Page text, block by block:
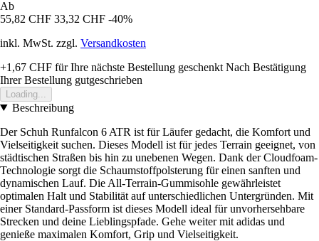
Ab
55,82 CHF 33,32 CHF -40%
inkl. MwSt. zzgl. Versandkosten
+1,67 CHF für Ihre nächste Bestellung geschenkt Nach Bestätigung
Ihrer Bestellung gutgeschrieben
Loading...
Beschreibung
Der Schuh Runfalcon 6 ATR ist für Läufer gedacht, die Komfort und
Vielseitigkeit suchen. Dieses Modell ist für jedes Terrain geeignet, von
städtischen Straßen bis hin zu unebenen Wegen. Dank der Cloudfoam-
Technologie sorgt die Schaumstoffpolsterung für einen sanften und
dynamischen Lauf. Die All-Terrain-Gummisohle gewährleistet
optimalen Halt und Stabilität auf unterschiedlichen Untergründen. Mit
einer Standard-Passform ist dieses Modell ideal für unvorhersehbare
Strecken und deine Lieblingspfade. Gehe weiter mit adidas und
genieße maximalen Komfort, Grip und Vielseitigkeit.